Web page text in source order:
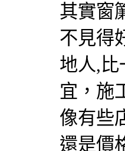
其實窗
不見得
地人,比
宜，施
像有些
還是價